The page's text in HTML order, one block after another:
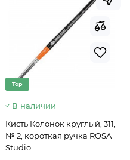
Top
В наличии
Кисть Колонок круглый, 311,
№ 2, короткая ручка ROSA
Studio